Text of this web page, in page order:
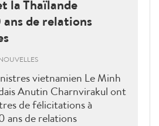
la Thaïlande
de relations
vietnamien Le Minh
Anutin Charnvirakul ont
de félicitations à
ans de relations